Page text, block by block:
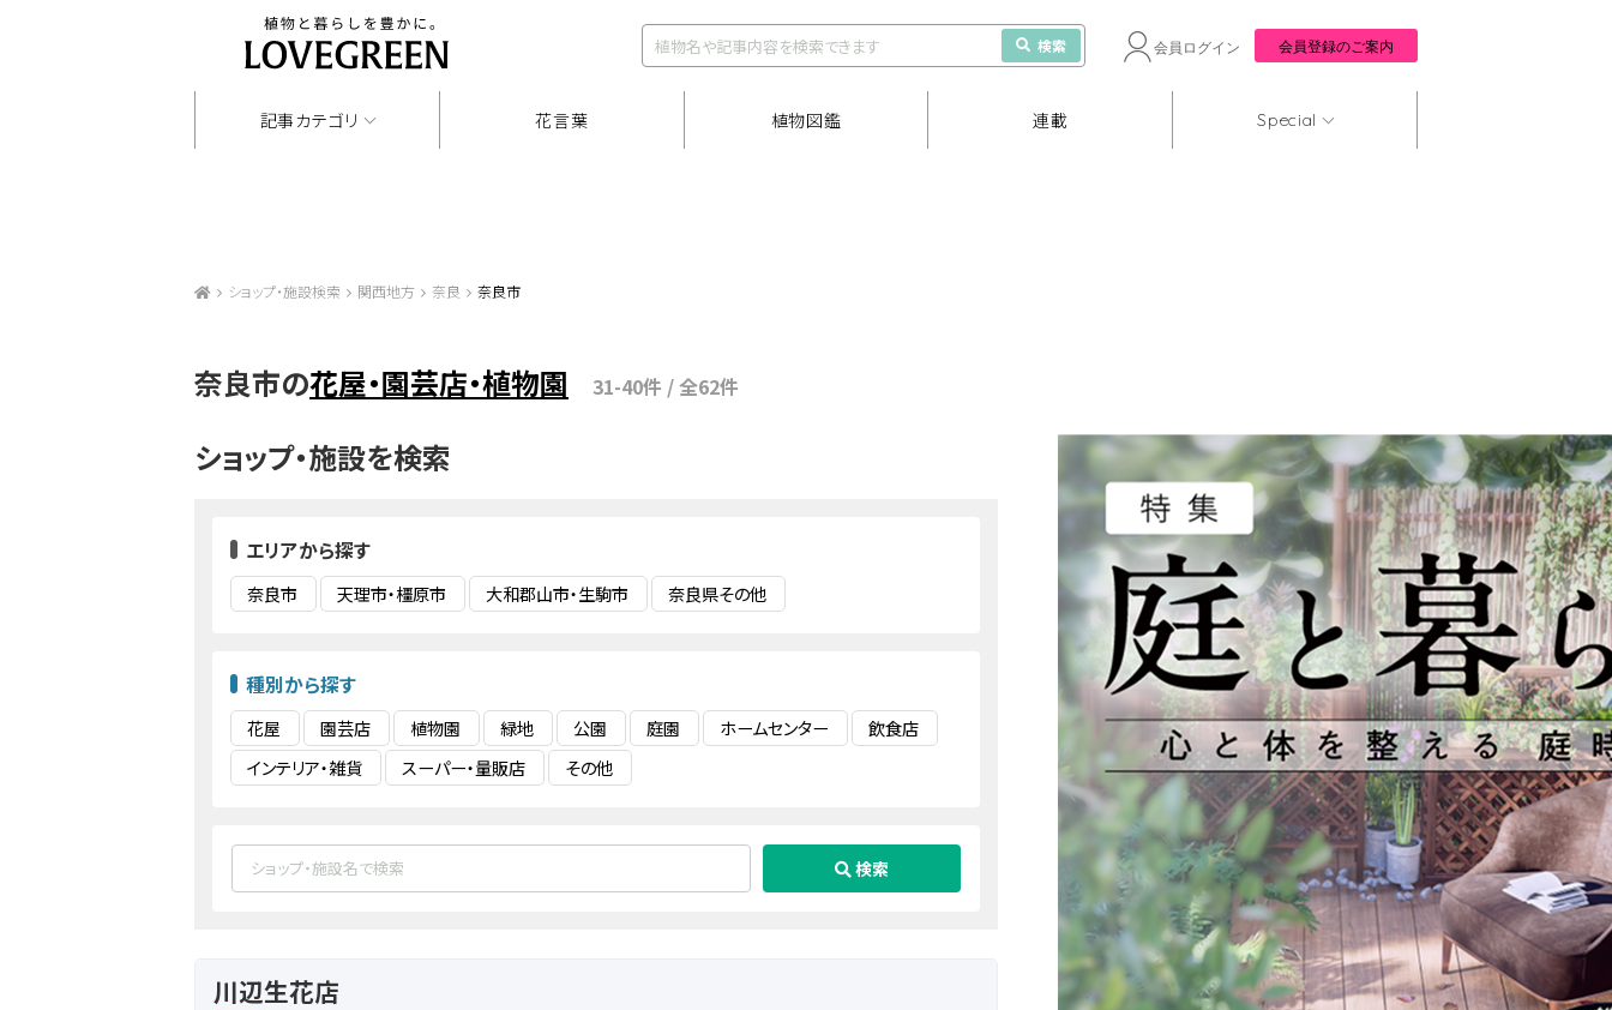
検索 会員ログイン 会員登録のご案内
記事カテゴリ 花言葉 植物図鑑 連載 Special
ショップ・施設検索 関西地方 奈良 奈良市
奈良市の花屋・園芸店・植物園 31-40件 / 全62件
ショップ・施設を検索
エリアから探す
奈良市 天理市・橿原市 大和郡山市・生駒市 奈良県その他
種別から探す
花屋 園芸店 植物園 緑地 公園 庭園 ホームセンター
飲食店
インテリア・雑貨
スーパー・量販店 その他
検索
川辺生花店